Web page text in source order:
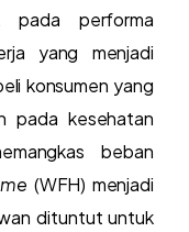
pada performa
yang menjadi
konsumen yang
pada kesehatan
beban
(WFH) menjadi
dituntut untuk